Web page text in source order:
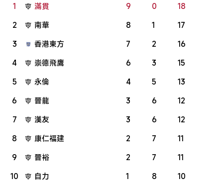
1 滿貫 9 0
18
2
南華 8 1
17
3
香港東方 7 2
16
4
崇德飛鷹 6 3
15
5
永倫 4 5
13
6
晉龍 3 6
12
7
漢友 3 6
12
8
康仁福建 2 7
11
9
晉裕 2 7
11
10
自力 1 8 10